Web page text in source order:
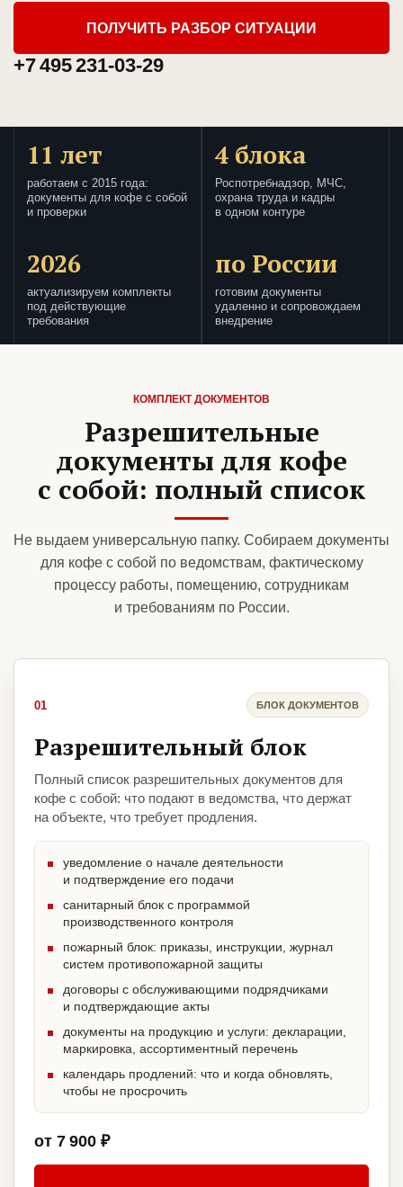
ПОЛУЧИТЬ РАЗБОР СИТУАЦИИ
+7 495 231-03-29
11 лет
работаем с 2015 года:
документы для кофе с собой
и проверки
4 блока
Роспотребнадзор, МЧС,
охрана труда и кадры
в одном контуре
2026
актуализируем комплекты
под действующие
требования
по России
готовим документы
удаленно и сопровождаем
внедрение
КОМПЛЕКТ ДОКУМЕНТОВ
Разрешительные
документы для кофе
с собой: полный список
Не выдаем универсальную папку. Собираем документы
для кофе с собой по ведомствам, фактическому
процессу работы, помещению, сотрудникам
и требованиям по России.
01 БЛОК ДОКУМЕНТОВ
Разрешительный блок
Полный список разрешительных документов для
кофе с собой: что подают в ведомства, что держат
на объекте, что требует продления.
уведомление о начале деятельности
и подтверждение его подачи
санитарный блок с программой
производственного контроля
пожарный блок: приказы, инструкции, журнал
систем противопожарной защиты
договоры с обслуживающими подрядчиками
и подтверждающие акты
документы на продукцию и услуги: декларации,
маркировка, ассортиментный перечень
календарь продлений: что и когда обновлять,
чтобы не просрочить
от 7 900 ₽